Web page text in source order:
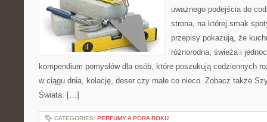
uważnego podejścia do
strona, na której smak
przepisy pokazują, że
różnorodna, świeża i
kompendium pomysłów dla osób, które poszukują codziennych
w ciągu dnia, kolację, deser czy małe co nieco. Zobacz także
Świata. […]
CATEGORIES: PERFUMY A PORA ROKU